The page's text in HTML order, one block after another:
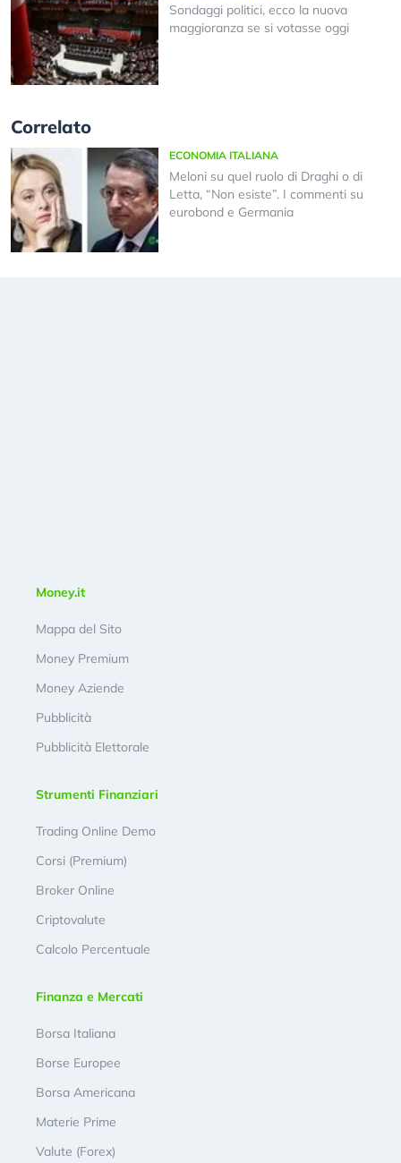
Sondaggi politici, ecco la nuova
maggioranza se si votasse oggi
Correlato
ECONOMIA ITALIANA
Meloni su quel ruolo di Draghi o di
Letta, “Non esiste”. I commenti su
eurobond e Germania
Money.it
Mappa del Sito
Money Premium
Money Aziende
Pubblicità
Pubblicità Elettorale
Strumenti Finanziari
Trading Online Demo
Corsi (Premium)
Broker Online
Criptovalute
Calcolo Percentuale
Finanza e Mercati
Borsa Italiana
Borse Europee
Borsa Americana
Materie Prime
Valute (Forex)